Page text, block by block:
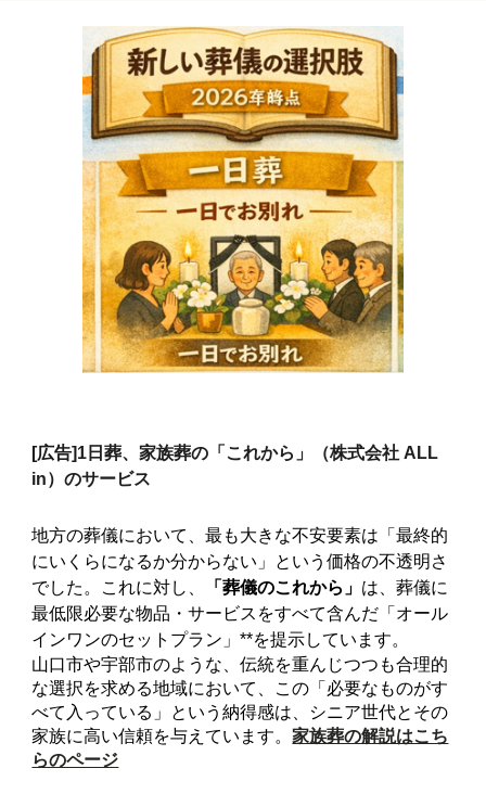
[広告]1日葬、家族葬の「これから」（株式会社 ALL
in）のサービス
地方の葬儀において、最も大きな不安要素は「最終的
にいくらになるか分からない」という価格の不透明さ
でした。これに対し、
「葬儀のこれから」 は、葬儀に
最低限必要な物品・サービスをすべて含んだ「オール
インワンのセットプラン」**を提示しています。
山口市や宇部市のような、伝統を重んじつつも合理的
な選択を求める地域において、この「必要なものがす
べて入っている」という納得感は、シニア世代とその
家族に高い信頼を与えています。家族葬の解説はこち
らのページ